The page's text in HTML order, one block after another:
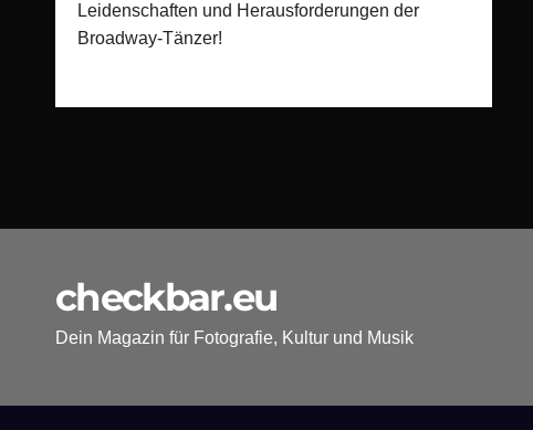
Leidenschaften und Herausforderungen der
Broadway-Tänzer!
checkbar.eu
Dein Magazin für Fotografie, Kultur und Musik